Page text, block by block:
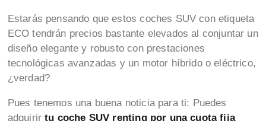
Estarás pensando que estos coches SUV con etiqueta
ECO tendrán precios bastante elevados al conjuntar un
diseño elegante y robusto con prestaciones
tecnológicas avanzadas y un motor híbrido o eléctrico,
¿verdad?
Pues tenemos una buena noticia para ti: Puedes
adquirirtu coche SUV renting por una cuota fija